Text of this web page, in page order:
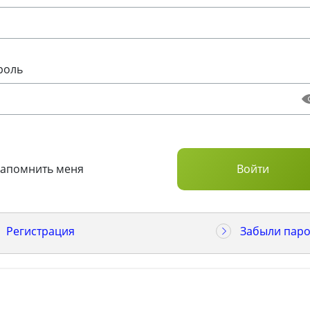
меня
Регистрация Забыли